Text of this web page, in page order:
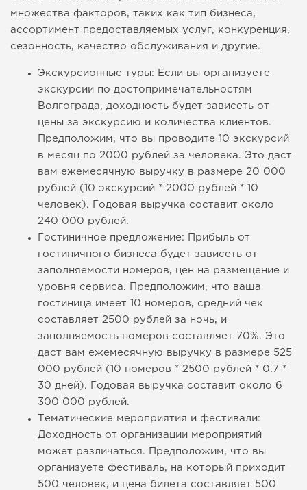
множества факторов, таких как тип бизнеса,
ассортимент предоставляемых услуг, конкуренция,
сезонность, качество обслуживания и другие.
Экскурсионные туры: Если вы организуете
экскурсии по достопримечательностям
Волгограда, доходность будет зависеть от
цены за экскурсию и количества клиентов.
Предположим, что вы проводите 10 экскурсий
в месяц по 2000 рублей за человека. Это даст
вам ежемесячную выручку в размере 20 000
рублей (10 экскурсий * 2000 рублей * 10
человек). Годовая выручка составит около
240 000 рублей.
Гостиничное предложение: Прибыль от
гостиничного бизнеса будет зависеть от
заполняемости номеров, цен на размещение и
уровня сервиса. Предположим, что ваша
гостиница имеет 10 номеров, средний чек
составляет 2500 рублей за ночь, и
заполняемость номеров составляет 70%. Это
даст вам ежемесячную выручку в размере 525
000 рублей (10 номеров * 2500 рублей * 0.7 *
30 дней). Годовая выручка составит около 6
300 000 рублей.
Тематические мероприятия и фестивали:
Доходность от организации мероприятий
может различаться. Предположим, что вы
организуете фестиваль, на который приходит
500 человек, и цена билета составляет 500